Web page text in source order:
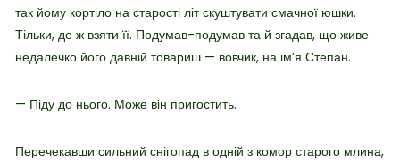
так йому кортіло на старості літ скуштувати смачної юшки.
Тільки, де ж взяти її. Подумав-подумав та й згадав, що живе
недалечко його давній товариш — вовчик, на ім’я Степан.
— Піду до нього. Може він пригостить.
Перечекавши сильний снігопад в одній з комор старого млина,